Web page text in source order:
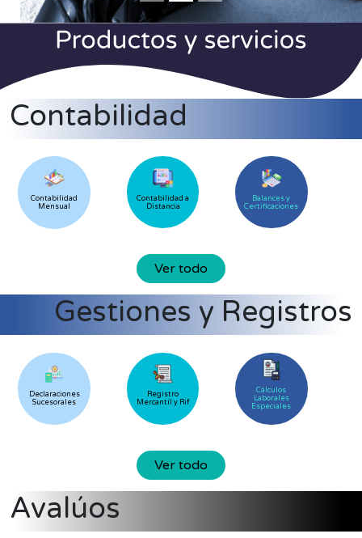
Contabilidad
Contabilidad
Mensual
Contabilidad a
Distancia
Balances y
Certificaciones
Ver todo
Gestiones y Registros
Declaraciones
Sucesorales
Registro
Mercantíl y Rif
Cálculos
Laborales
Especiales
Ver todo
Avalúos